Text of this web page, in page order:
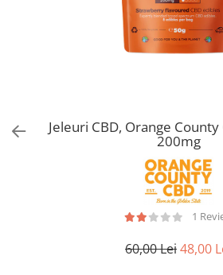
Jeleuri CBD, Orange County
200mg
1
60,00 Lei48,00